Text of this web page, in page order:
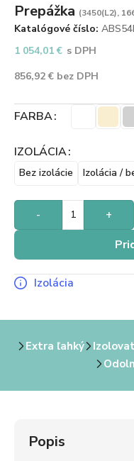
Prepážka (3450(L2),
Katalógové číslo:
1 054,01€ s DPH
856,92€ bez DPH
FARBA
IZOLÁCIA
Bez izolácie Izolácia /
- +
Izolácia
Extra ľahký
Popis